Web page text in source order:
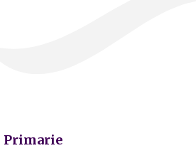
Primarie